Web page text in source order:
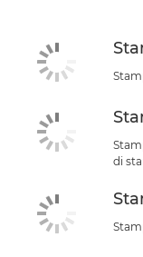
di